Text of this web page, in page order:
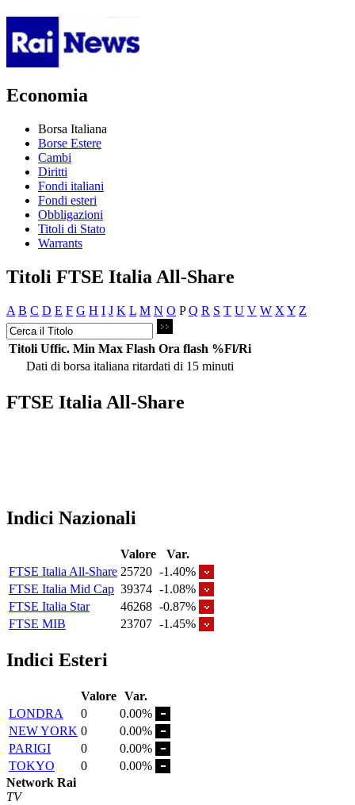
Economia
Borsa Italiana
Borse Estere
Cambi
Diritti
Fondi italiani
Fondi esteri
Obbligazioni
Titoli di Stato
Warrants
Titoli FTSE Italia All-Share
A B C D E F G H I J K L M N O PQ R S T U V W X Y Z
Titoli Uffic. Min Max Flash Ora flash %Fl/Ri
Dati di borsa italiana ritardati di 15 minuti
FTSE Italia All-Share
Indici Nazionali
Valore
Var.
FTSE Italia All-Share 25720 -1.40%
FTSE Italia Mid Cap 39374 -1.08%
FTSE Italia Star
46268 -0.87%
FTSE MIB
23707 -1.45%
Indici Esteri
Valore Var.
LONDRA
0
0.00%
NEW YORK 0
0.00%
PARIGI
0
0.00%
TOKYO
0
0.00%
Network Rai
TV